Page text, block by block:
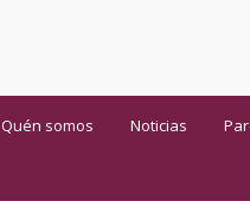
Quén somos Noticias